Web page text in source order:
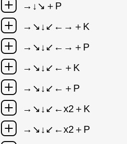
→↓↘＋P
→↘↓↙←→＋K
→↘↓↙←→＋P
→↘↓↙←＋K
→↘↓↙←＋P
→↘↓↙←x2＋K
→↘↓↙←x2＋P